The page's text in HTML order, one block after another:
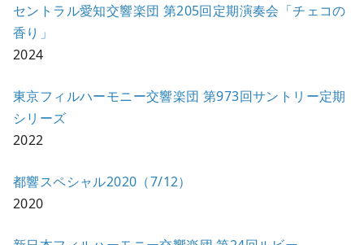
セントラル愛知交響楽団 第205回定期演奏会「チェコの
香り」
2024
東京フィルハーモニー交響楽団 第973回サントリー定期
シリーズ
2022
都響スペシャル2020（7/12）
2020